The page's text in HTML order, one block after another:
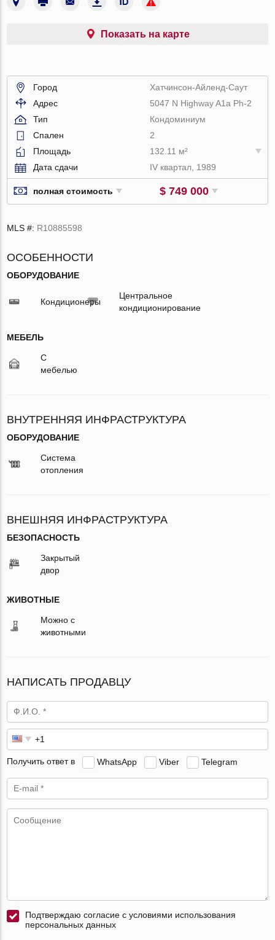
Показать на карте
Город
Хатчинсон-Айленд-Саут
Адрес
5047 N Highway A1a Ph-2
Тип
Кондоминиум
Спален
2
Площадь
132.11 м²
Дата сдачи
IV квартал, 1989
полная стоимость $ 749 000
MLS #: R10885598
ОСОБЕННОСТИ
ОБОРУДОВАНИЕ
Кондиционеры
Центральное
кондиционирование
МЕБЕЛЬ
С
мебелью
ВНУТРЕННЯЯ ИНФРАСТРУКТУРА
ОБОРУДОВАНИЕ
Система
отопления
ВНЕШНЯЯ ИНФРАСТРУКТУРА
БЕЗОПАСНОСТЬ
Закрытый
двор
ЖИВОТНЫЕ
Можно с
животными
НАПИСАТЬ ПРОДАВЦУ
Получить ответ в WhatsApp Viber Telegram
Подтверждаю согласие с условиями использования
персональных данных